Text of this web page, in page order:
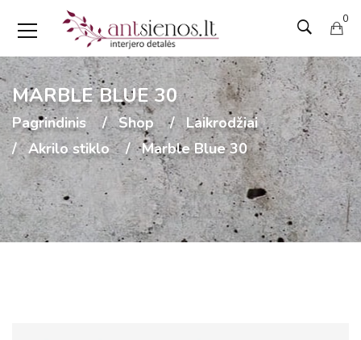
0
MARBLE BLUE 30
Pagrindinis Shop
Laikrodžiai
Akrilo stiklo
Marble Blue 30